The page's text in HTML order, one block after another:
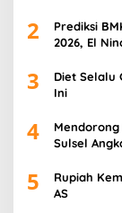
2
Prediksi
2026, El
3
Diet Selalu
Ini
4
Mendorong
Sulsel
5
Rupiah
AS